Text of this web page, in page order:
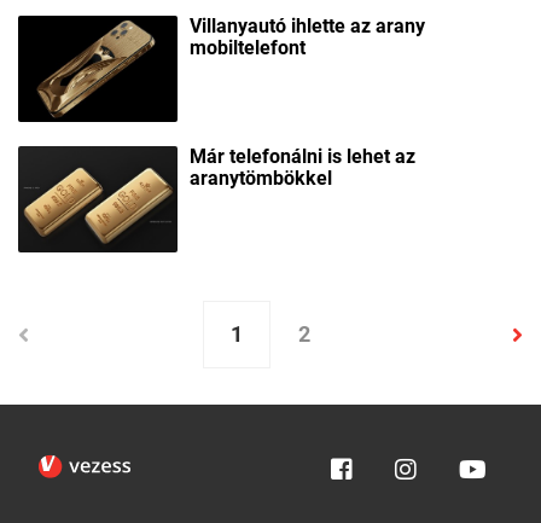
Villanyautó ihlette az arany
mobiltelefont
Már telefonálni is lehet az
aranytömbökkel
1 2